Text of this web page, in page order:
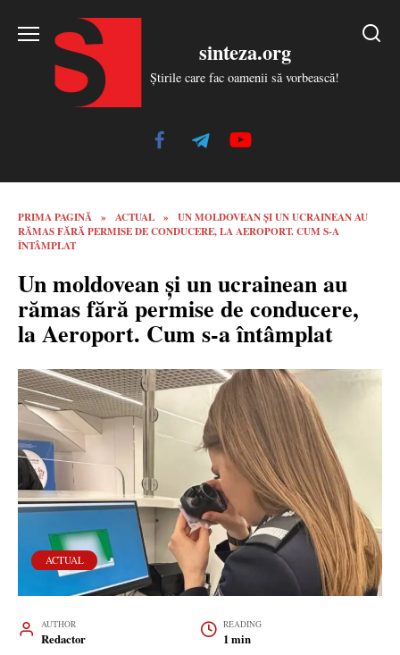
sinteza.org
Știrile care fac oamenii să vorbească!
PRIMA PAGINĂ » ACTUAL »
UN MOLDOVEAN ȘI UN UCRAINEAN AU
RĂMAS FĂRĂ PERMISE DE CONDUCERE, LA AEROPORT. CUM S-A
ÎNTÂMPLAT
Un moldovean și un ucrainean au
rămas fără permise de conducere,
la Aeroport. Cum s-a întâmplat
ACTUAL
AUTHOR
Redactor
READING
1 min